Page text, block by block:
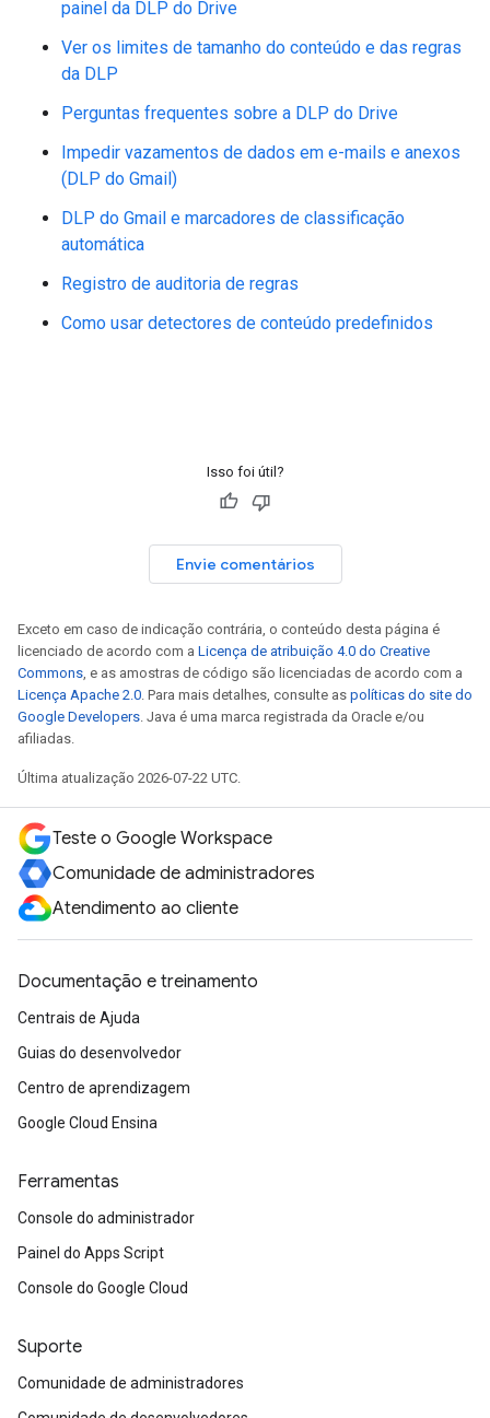
painel da DLP do Drive
Ver os limites de tamanho do conteúdo e das regras
da DLP
Perguntas frequentes sobre a DLP do Drive
Impedir vazamentos de dados em e-mails e anexos
(DLP do Gmail)
DLP do Gmail e marcadores de classificação
automática
Registro de auditoria de regras
Como usar detectores de conteúdo predefinidos
Isso foi útil?
Envie comentários
Exceto em caso de indicação contrária, o conteúdo desta página é
licenciado de acordo com a Licença de atribuição 4.0 do Creative
Commons, e as amostras de código são licenciadas de acordo com a
Licença Apache 2.0. Para mais detalhes, consulte as políticas do site do
Google Developers. Java é uma marca registrada da Oracle e/ou
afiliadas.
Última atualização 2026-07-22 UTC.
Teste o Google Workspace
Comunidade de administradores
Atendimento ao cliente
Documentação e treinamento
Centrais de Ajuda
Guias do desenvolvedor
Centro de aprendizagem
Google Cloud Ensina
Ferramentas
Console do administrador
Painel do Apps Script
Console do Google Cloud
Suporte
Comunidade de administradores